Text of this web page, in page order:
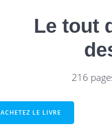
Le tout
216
ACHETEZ LE LIVRE